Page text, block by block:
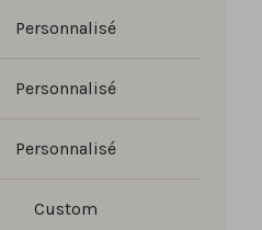
Personnalisé
Personnalisé
Personnalisé
Custom